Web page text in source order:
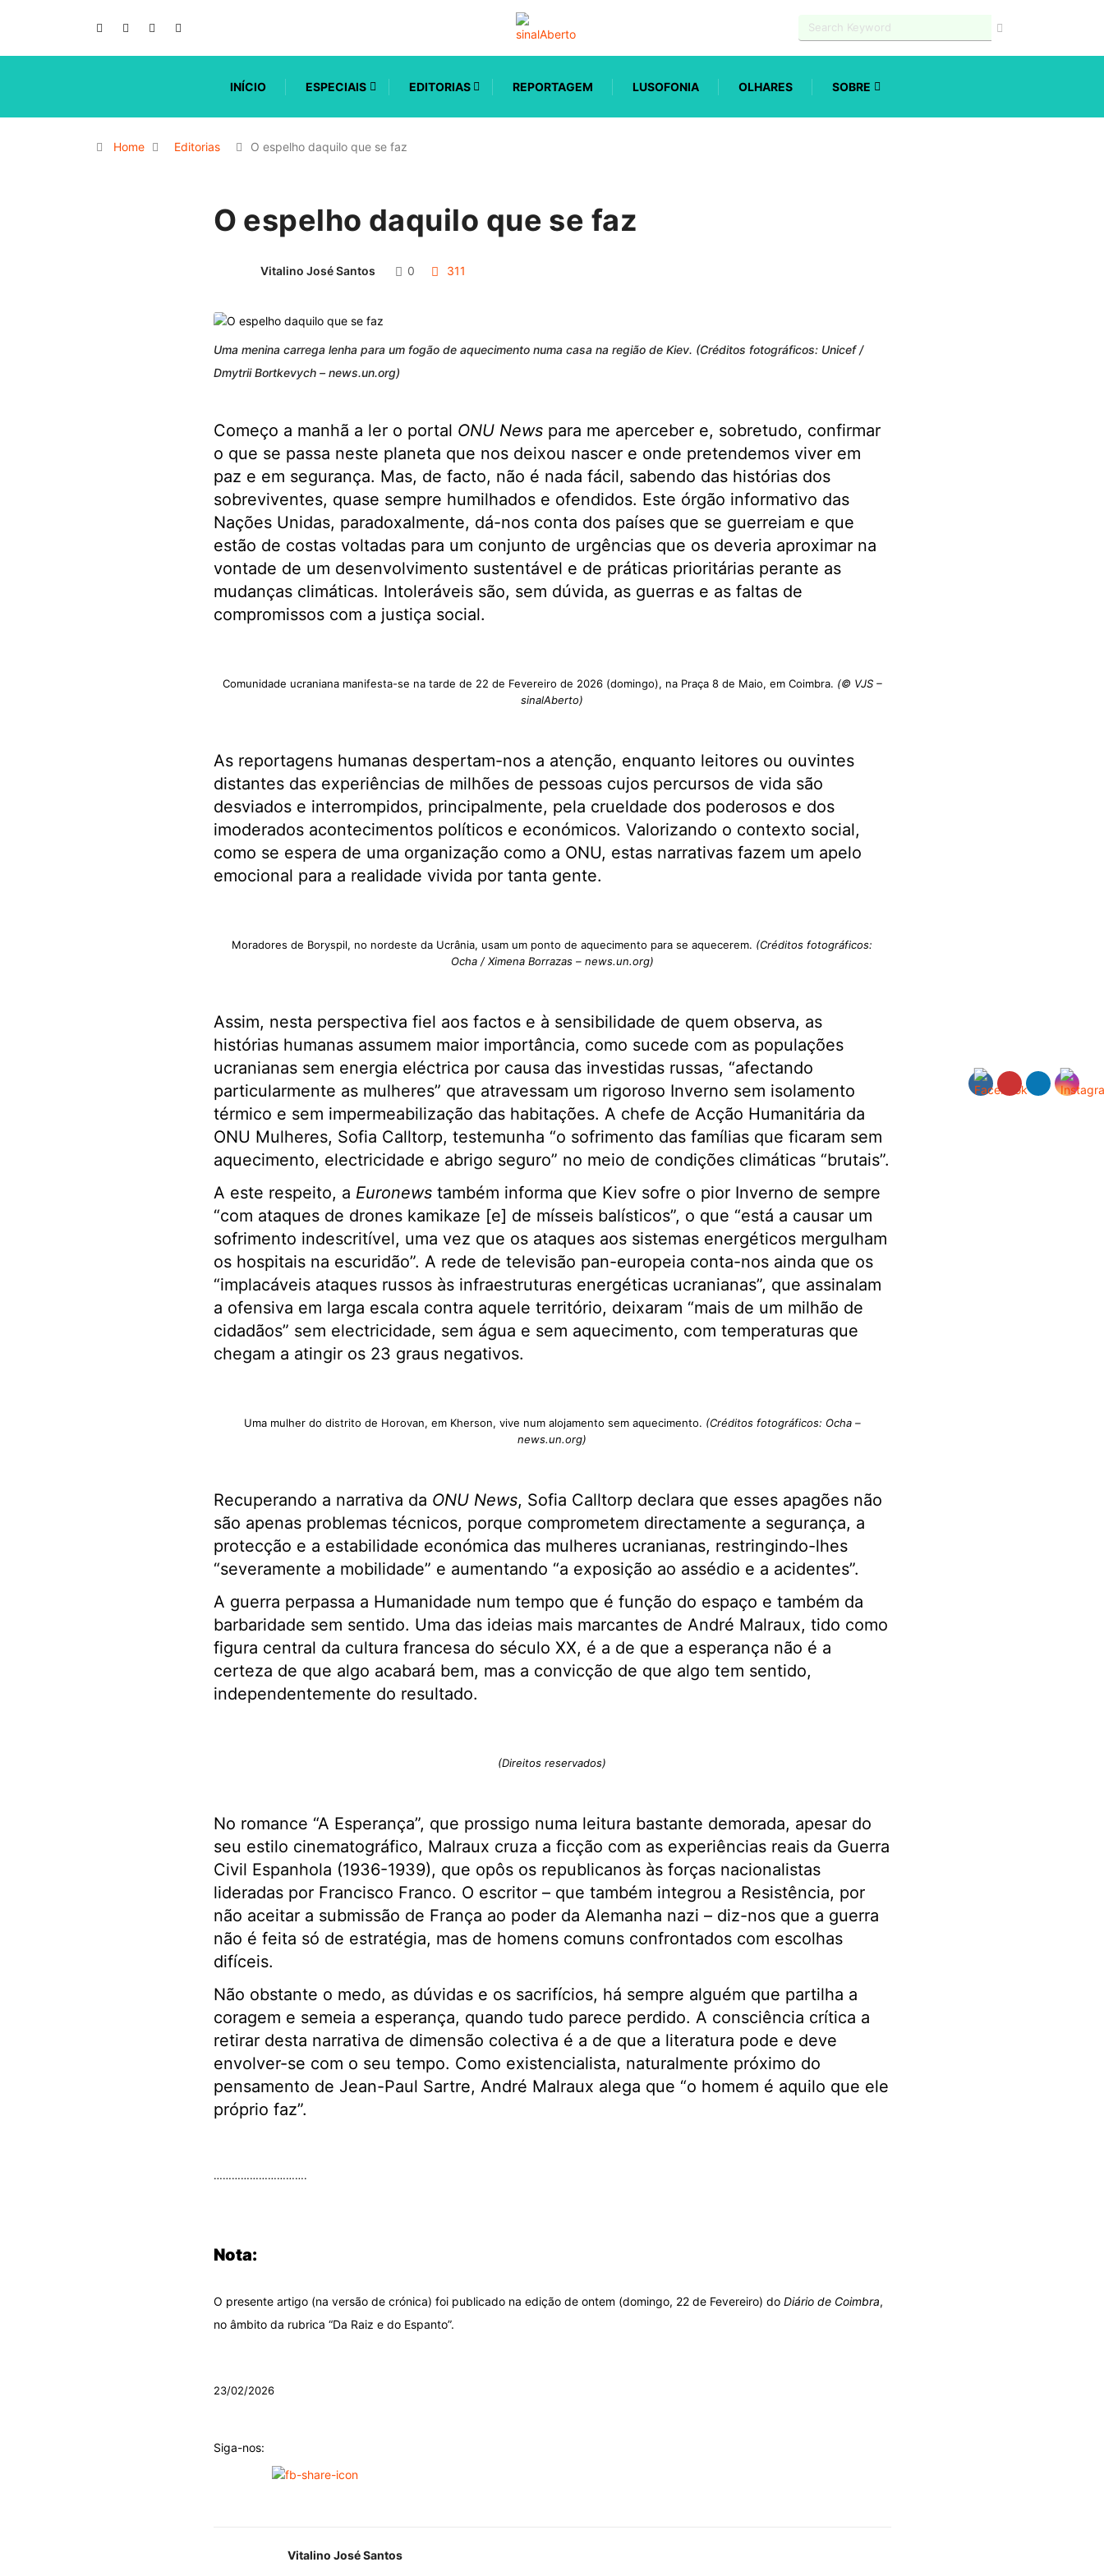
INÍCIO ESPECIAIS EDITORIAS REPORTAGEM LUSOFONIA OLHARES SOBRE
Home Editorias O espelho daquilo que se faz
O espelho daquilo que se faz
Vitalino José Santos 0 311
Uma menina carrega lenha para um fogão de aquecimento numa casa na região de Kiev. (Créditos fotográficos: Unicef /
Dmytrii Bortkevych – news.un.org)
Começo a manhã a ler o portal ONU Newspara me aperceber e, sobretudo, confirmar
o que se passa neste planeta que nos deixou nascer e onde pretendemos viver em
paz e em segurança. Mas, de facto, não é nada fácil, sabendo das histórias dos
sobreviventes, quase sempre humilhados e ofendidos. Este órgão informativo das
Nações Unidas, paradoxalmente, dá-nos conta dos países que se guerreiam e que
estão de costas voltadas para um conjunto de urgências que os deveria aproximar na
vontade de um desenvolvimento sustentável e de práticas prioritárias perante as
mudanças climáticas. Intoleráveis são, sem dúvida, as guerras e as faltas de
compromissos com a justiça social.
Comunidade ucraniana manifesta-se na tarde de 22 de Fevereiro de 2026 (domingo), na Praça 8 de Maio, em Coimbra. (© VJS –
sinalAberto)
As reportagens humanas despertam-nos a atenção, enquanto leitores ou ouvintes
distantes das experiências de milhões de pessoas cujos percursos de vida são
desviados e interrompidos, principalmente, pela crueldade dos poderosos e dos
imoderados acontecimentos políticos e económicos. Valorizando o contexto social,
como se espera de uma organização como a ONU, estas narrativas fazem um apelo
emocional para a realidade vivida por tanta gente.
Moradores de Boryspil, no nordeste da Ucrânia, usam um ponto de aquecimento para se aquecerem. (Créditos fotográficos:
Ocha / Ximena Borrazas – news.un.org)
Assim, nesta perspectiva fiel aos factos e à sensibilidade de quem observa, as
histórias humanas assumem maior importância, como sucede com as populações
ucranianas sem energia eléctrica por causa das investidas russas, “afectando
particularmente as mulheres” que atravessam um rigoroso Inverno sem isolamento
térmico e sem impermeabilização das habitações. A chefe de Acção Humanitária da
ONU Mulheres, Sofia Calltorp, testemunha “o sofrimento das famílias que ficaram sem
aquecimento, electricidade e abrigo seguro” no meio de condições climáticas “brutais”.
A este respeito, a Euronewstambém informa que Kiev sofre o pior Inverno de sempre
“com ataques de drones kamikaze [e] de mísseis balísticos”, o que “está a causar um
sofrimento indescritível, uma vez que os ataques aos sistemas energéticos mergulham
os hospitais na escuridão”. A rede de televisão pan-europeia conta-nos ainda que os
“implacáveis ataques russos às infraestruturas energéticas ucranianas”, que assinalam
a ofensiva em larga escala contra aquele território, deixaram “mais de um milhão de
cidadãos” sem electricidade, sem água e sem aquecimento, com temperaturas que
chegam a atingir os 23 graus negativos.
Uma mulher do distrito de Horovan, em Kherson, vive num alojamento sem aquecimento. (Créditos fotográficos: Ocha –
news.un.org)
Recuperando a narrativa da ONU News, Sofia Calltorp declara que esses apagões não
são apenas problemas técnicos, porque comprometem directamente a segurança, a
protecção e a estabilidade económica das mulheres ucranianas, restringindo-lhes
“severamente a mobilidade” e aumentando “a exposição ao assédio e a acidentes”.
A guerra perpassa a Humanidade num tempo que é função do espaço e também da
barbaridade sem sentido. Uma das ideias mais marcantes de André Malraux, tido como
figura central da cultura francesa do século XX, é a de que a esperança não é a
certeza de que algo acabará bem, mas a convicção de que algo tem sentido,
independentemente do resultado.
(Direitos reservados)
No romance “A Esperança”, que prossigo numa leitura bastante demorada, apesar do
seu estilo cinematográfico, Malraux cruza a ficção com as experiências reais da Guerra
Civil Espanhola (1936-1939), que opôs os republicanos às forças nacionalistas
lideradas por Francisco Franco. O escritor – que também integrou a Resistência, por
não aceitar a submissão de França ao poder da Alemanha nazi – diz-nos que a guerra
não é feita só de estratégia, mas de homens comuns confrontados com escolhas
difíceis.
Não obstante o medo, as dúvidas e os sacrifícios, há sempre alguém que partilha a
coragem e semeia a esperança, quando tudo parece perdido. A consciência crítica a
retirar desta narrativa de dimensão colectiva é a de que a literatura pode e deve
envolver-se com o seu tempo. Como existencialista, naturalmente próximo do
pensamento de Jean-Paul Sartre, André Malraux alega que “o homem é aquilo que ele
próprio faz”.
………………………….
Nota:
O presente artigo (na versão de crónica) foi publicado na edição de ontem (domingo, 22 de Fevereiro) do Diário de Coimbra,
no âmbito da rubrica “Da Raiz e do Espanto”.
23/02/2026
Siga-nos:
Vitalino José Santos